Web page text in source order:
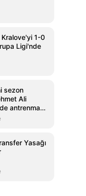
1-0
Ligi'nde
sezon
Ali
antrenman
Yasağı